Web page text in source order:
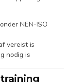
NEN-ISO
vereist is
nodig is